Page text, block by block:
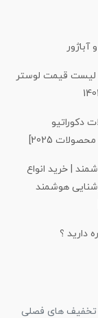
لیست قیمت لوستر
دکوراتیو
2025]
| خرید انواع
هوشمند
دارید ؟
تخفیف های فصلی